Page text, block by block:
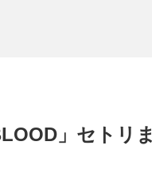
」セトリま